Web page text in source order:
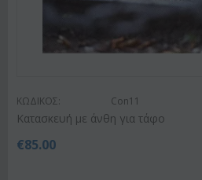
ΚΩΔΙΚΟΣ: Con11
Κατασκευή με άνθη για τάφο
€85.00